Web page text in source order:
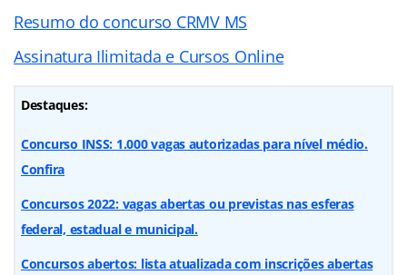
Resumo do concurso CRMV MS
Assinatura Ilimitada e Cursos Online
Destaques:
Concurso INSS: 1.000 vagas autorizadas para nível médio.
Confira
Concursos 2022: vagas abertas ou previstas nas esferas
federal, estadual e municipal.
Concursos abertos: lista atualizada com inscrições abertas